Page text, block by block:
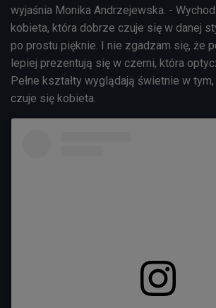
wyjaśnia Monika Andrzejewska. -
kobieta, która dobrze czuje się w danej
po prostu pięknie. I nie zgadzam się, że
lepiej prezentują się w czerni, która
Pełne kształty wyglądają świetnie w
czuje się kobieta.